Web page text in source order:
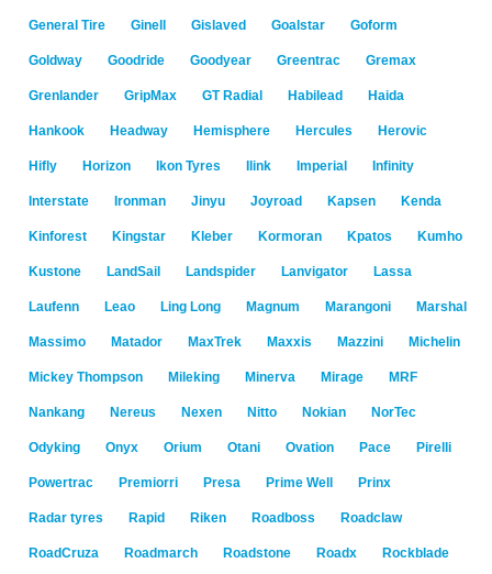
General Tire Ginell Gislaved Goalstar Goform
Goldway Goodride Goodyear Greentrac Gremax
Grenlander GripMax GT Radial Habilead Haida
Hankook Headway Hemisphere Hercules Herovic
Hifly Horizon Ikon Tyres Ilink Imperial Infinity
Interstate Ironman Jinyu Joyroad Kapsen Kenda
Kinforest Kingstar Kleber Kormoran Kpatos Kumho
Kustone LandSail Landspider Lanvigator Lassa
Laufenn Leao Ling Long Magnum Marangoni Marshal
Massimo Matador MaxTrek Maxxis Mazzini Michelin
Mickey Thompson Mileking Minerva Mirage MRF
Nankang Nereus Nexen Nitto Nokian NorTec
Odyking Onyx Orium Otani Ovation Pace Pirelli
Powertrac Premiorri Presa Prime Well Prinx
Radar tyres Rapid Riken Roadboss Roadclaw
RoadCruza Roadmarch Roadstone Roadx Rockblade